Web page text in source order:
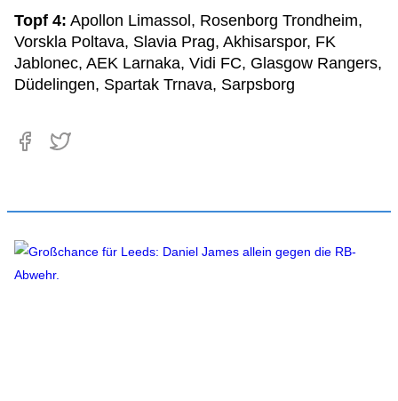
Topf 4: Apollon Limassol, Rosenborg Trondheim,
Vorskla Poltava, Slavia Prag, Akhisarspor, FK
Jablonec, AEK Larnaka, Vidi FC, Glasgow Rangers,
Düdelingen, Spartak Trnava, Sarpsborg